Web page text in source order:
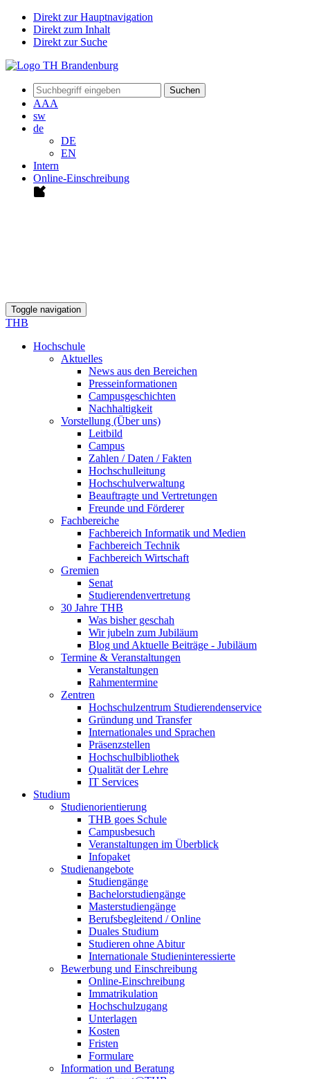
Direkt zur Hauptnavigation
Direkt zum Inhalt
Direkt zur Suche
Suchen
AAA
sw
de
DE
EN
Intern
Online-Einschreibung
Toggle navigation
THB
Hochschule
Aktuelles
News aus den Bereichen
Presseinformationen
Campusgeschichten
Nachhaltigkeit
Vorstellung (Über uns)
Leitbild
Campus
Zahlen / Daten / Fakten
Hochschulleitung
Hochschulverwaltung
Beauftragte und Vertretungen
Freunde und Förderer
Fachbereiche
Fachbereich Informatik und Medien
Fachbereich Technik
Fachbereich Wirtschaft
Gremien
Senat
Studierendenvertretung
30 Jahre THB
Was bisher geschah
Wir jubeln zum Jubiläum
Blog und Aktuelle Beiträge - Jubiläum
Termine & Veranstaltungen
Veranstaltungen
Rahmentermine
Zentren
Hochschulzentrum Studierendenservice
Gründung und Transfer
Internationales und Sprachen
Präsenzstellen
Hochschulbibliothek
Qualität der Lehre
IT Services
Studium
Studienorientierung
THB goes Schule
Campusbesuch
Veranstaltungen im Überblick
Infopaket
Studienangebote
Studiengänge
Bachelorstudiengänge
Masterstudiengänge
Berufsbegleitend / Online
Duales Studium
Studieren ohne Abitur
Internationale Studieninteressierte
Bewerbung und Einschreibung
Online-Einschreibung
Immatrikulation
Hochschulzugang
Unterlagen
Kosten
Fristen
Formulare
Information und Beratung